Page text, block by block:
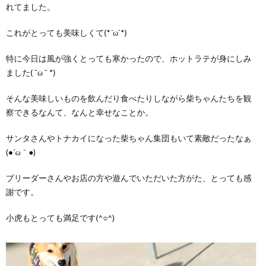
れてました。
これがとっても美味しくて(*´ω`*)
特に今日は風が強くとっても寒かったので、ホットラテが身にしみ
ました( ˘ω ˘ *)
そんな美味しいものを飲んだり食べたりしながら柴ちゃんたちを観
察できるなんて、なんと幸せなことか。
サンタさんやトナカイになった柴ちゃん集団もいて素敵だったなぁ
(●´ω｀●)
ブリーダーさんやお店の方や遊んでいただいた方がた、とっても感
謝です。
小虎もとっても満足です(^○^)